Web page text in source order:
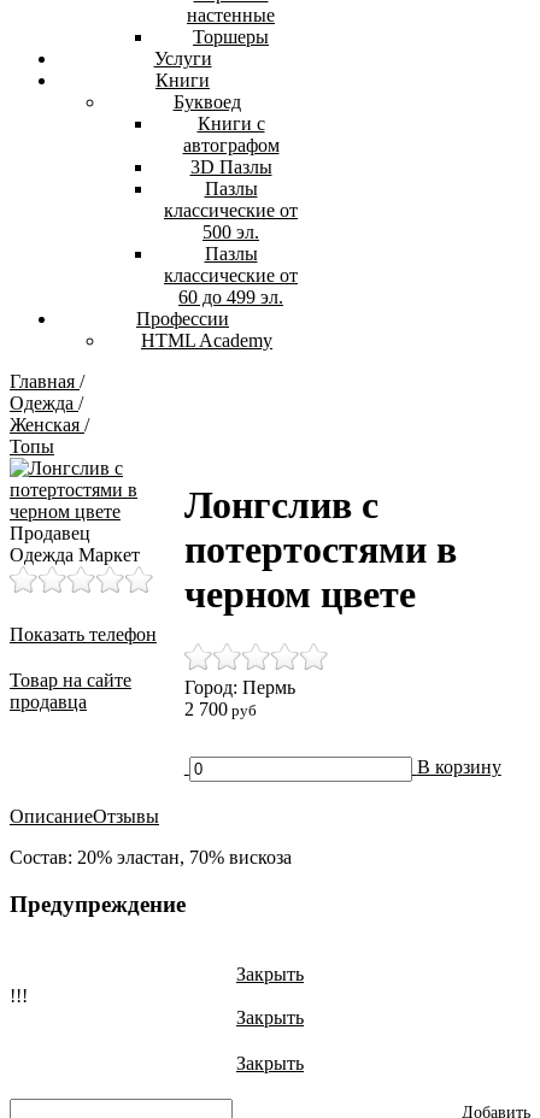
настенные
Торшеры
Услуги
Книги
Буквоед
Книги с
автографом
3D Пазлы
Пазлы
классические от
500 эл.
Пазлы
классические от
60 до 499 эл.
Профессии
HTML Academy
Главная /
Одежда /
Женская /
Топы
Продавец
Одежда Маркет
Показать телефон
Товар на сайте
продавца
Лонгслив с
потертостями в
черном цвете
Город: Пермь
2 700руб
В корзину
ОписаниеОтзывы
Состав: 20% эластан, 70% вискоза
Предупреждение
Закрыть
!!!
Закрыть
Закрыть
Добавить